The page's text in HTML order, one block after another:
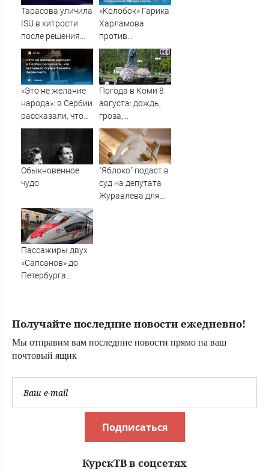
прогнозы
Тарасова уличила
ISU в хитрости
после решения
Союза снять
санкции с 13
россиян
«Колобок» Гарика
Харламова
против
«Человека-паука»:
В сети разгорелся
грандиозный
скандал — а
«Это не желание
народа»: в Сербии
рассказали, что
заставило страну
принять
Зеленского
Погода в Коми 8
августа: дождь,
гроза,
порывистый
ветер
Обыкновенное
чудо
"Яблоко" подаст в
суд на депутата
Журавлева для
Пассажиры двух
«Сапсанов» до
Петербурга
Получайте последние новости ежедневно!
Мы отправим вам последние новости прямо на ваш
почтовый ящик
Подписаться
КурскТВ в соцсетях